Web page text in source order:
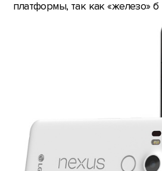
платформы, так как «железо» б